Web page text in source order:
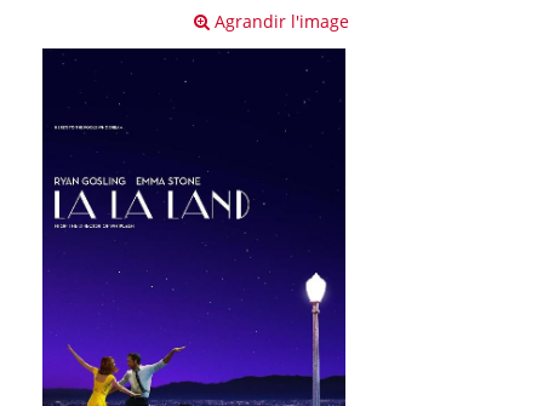
Agrandir l'image